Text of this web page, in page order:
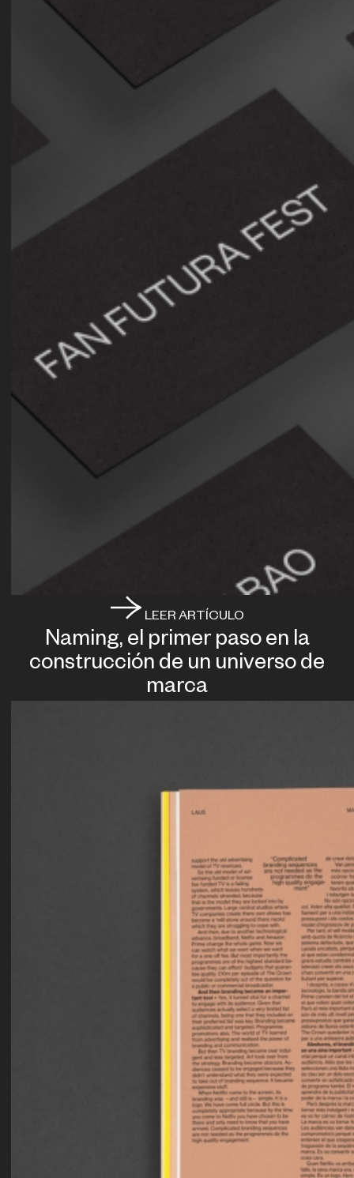
LEER ARTÍCULO
Naming, el primer paso en la
construcción de un universo de
marca